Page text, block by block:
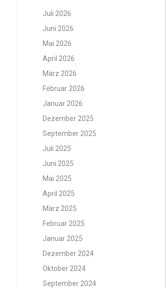
Juli 2026
Juni 2026
Mai 2026
April 2026
März 2026
Februar 2026
Januar 2026
Dezember 2025
September 2025
Juli 2025
Juni 2025
Mai 2025
April 2025
März 2025
Februar 2025
Januar 2025
Dezember 2024
Oktober 2024
September 2024